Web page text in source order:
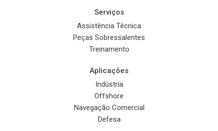
Serviços
Assistência Técnica
Peças Sobressalentes
Treinamento
Aplicações
Indústria
Offshore
Navegação Comercial
Defesa